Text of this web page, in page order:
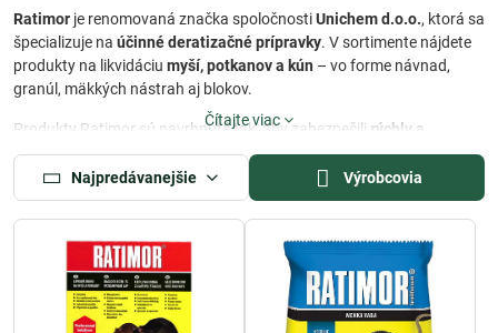
Ratimor je renomovaná značka spoločnostiUnichem d.o.o., ktorá sa
špecializuje na účinné deratizačné prípravky. V sortimente nájdete
produkty na likvidáciu myší, potkanov a kún – vo forme návnad,
granúl, mäkkých nástrah aj blokov.
Produkty Ratimor sú navrhnuté tak, aby zabezpečili rýchly a
efektívny účinoks dôrazom na bezpečnosť a jednoduché použitie v
domácnosti, hospodárstve aj skladoch.
Čítajte viac
Najpredávanejšie Výrobcovia